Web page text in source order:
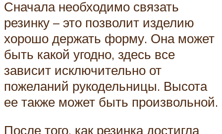
Сначала необходимо связать
резинку – это позволит изделию
хорошо держать форму. Она может
быть какой угодно, здесь все
зависит исключительно от
пожеланий рукодельницы. Высота
ее также может быть произвольной.
После того, как резинка достигла